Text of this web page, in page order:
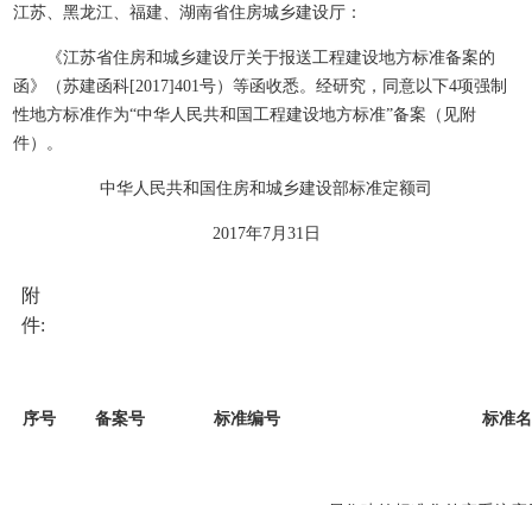
江苏、黑龙江、福建、湖南省住房城乡建设厅：
《江苏省住房和城乡建设厅关于报送工程建设地方标准备案的
函》（苏建函科[2017]401号）等函收悉。经研究，同意以下4项强制
性地方标准作为“中华人民共和国工程建设地方标准”备案（见附
件）。
中华人民共和国住房和城乡建设部标准定额司
2017年7月 31 日
附
件:
序号 备案号 标准编号 标准